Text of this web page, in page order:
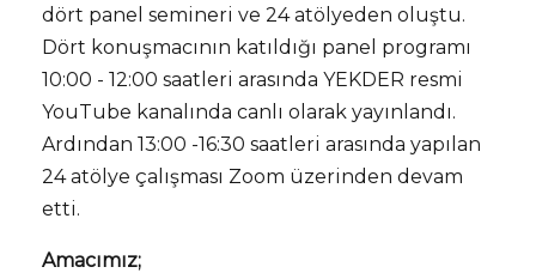
dört panel semineri ve 24 atölyeden oluştu.
Dört konuşmacının katıldığı panel programı
10:00 - 12:00 saatleri arasında YEKDER resmi
YouTube kanalında canlı olarak yayınlandı.
Ardından 13:00 -16:30 saatleri arasında yapılan
24 atölye çalışması Zoom üzerinden devam
etti.
Amacımız;